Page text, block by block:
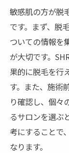
敏感肌の方が脱
です。まず、脱
ついての情報を
が大切です。
果的に脱毛を行
す。また、施術
り確認し、個々
るサロンを選ぶ
考にすることで
なります。